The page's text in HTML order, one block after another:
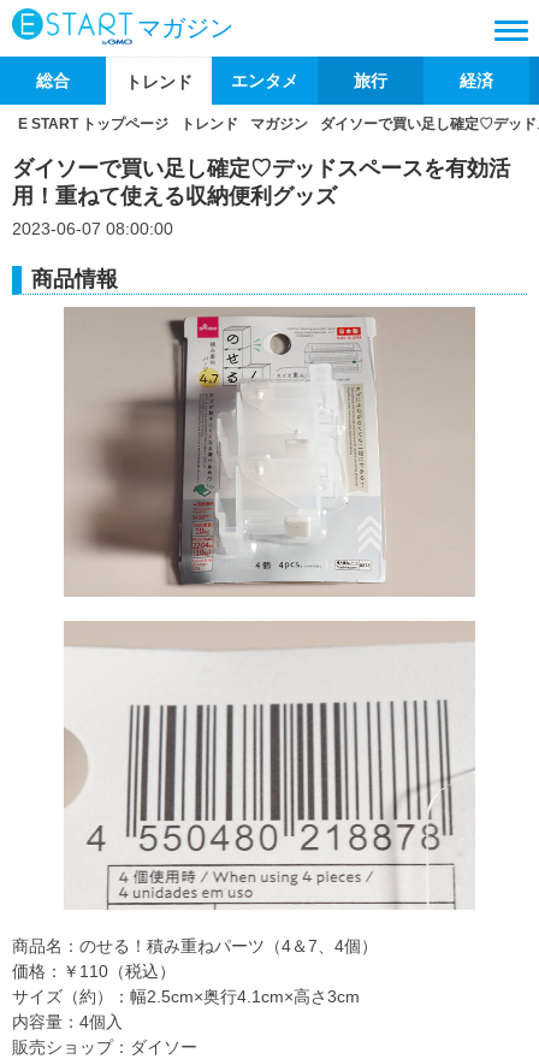
マガジン
総合 トレンド エンタメ 旅行 経済
E START トップページ トレンド マガジン ダイソーで買い足し確定♡デッ
ダイソーで買い足し確定♡デッドスペースを有効活
用！重ねて使える収納便利グッズ
2023-06-07 08:00:00
商品情報
商品名：のせる！積み重ねパーツ（4＆7、4個）
価格：￥110（税込）
サイズ（約）：幅2.5cm×奥行4.1cm×高さ3cm
内容量：4個入
販売ショップ：ダイソー